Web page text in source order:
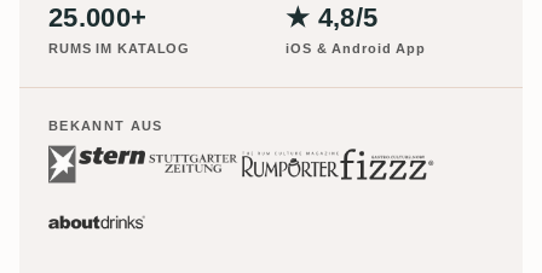
25.000+
RUMS IM KATALOG
★ 4,8/5
iOS & Android App
BEKANNT AUS